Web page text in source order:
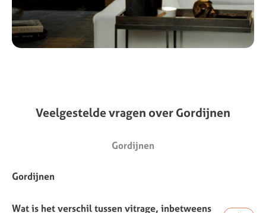
Veelgesteldevragen over Gordijnen
Gordijnen
Gordijnen
Wat is het verschil tussen vitrage, inbetweens